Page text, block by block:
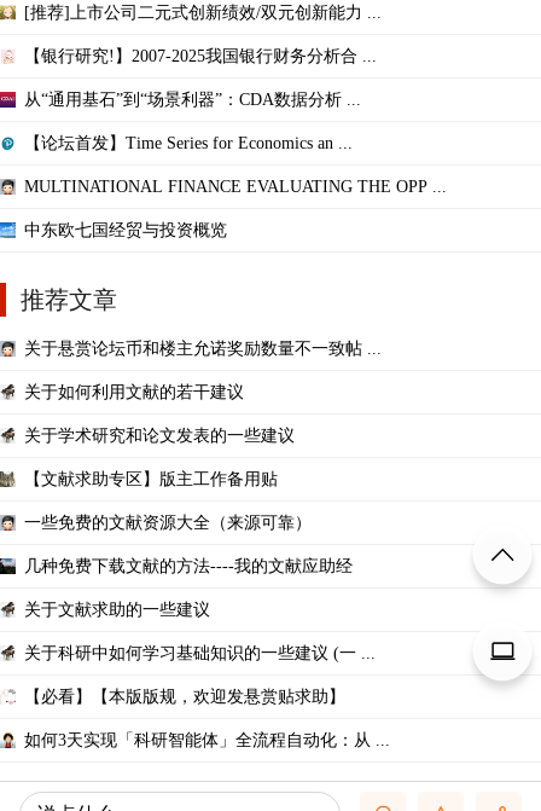
[推荐]上市公司二元式创新绩效/双元创新能力 ...
【银行研究!】2007-2025我国银行财务分析合 ...
从“通用基石”到“场景利器”：CDA数据分析 ...
【论坛首发】Time Series for Economics an ...
MULTINATIONAL FINANCE EVALUATING THE OPP ...
中东欧七国经贸与投资概览
推荐文章
关于悬赏论坛币和楼主允诺奖励数量不一致帖 ...
关于如何利用文献的若干建议
关于学术研究和论文发表的一些建议
【文献求助专区】版主工作备用贴
一些免费的文献资源大全（来源可靠）
几种免费下载文献的方法----我的文献应助经
关于文献求助的一些建议
关于科研中如何学习基础知识的一些建议 (一 ...
【必看】【本版版规，欢迎发悬赏贴求助】
如何3天实现「科研智能体」全流程自动化：从 ...